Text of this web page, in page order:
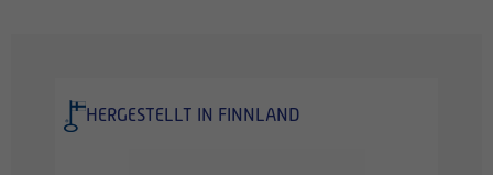
HERGESTELLT IN FINNLAND